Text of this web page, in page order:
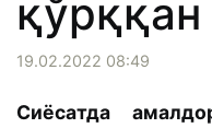
19.02.2022 08:49
Сиёсатда